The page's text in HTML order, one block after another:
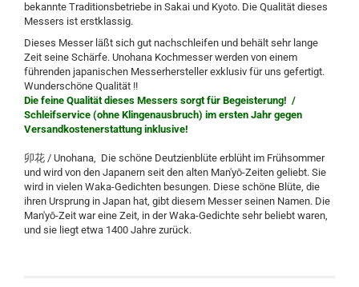
bekannte Traditionsbetriebe in Sakai und Kyoto. Die Qualität dieses
Messers ist erstklassig.
Dieses Messer läßt sich gut nachschleifen und behält sehr lange
Zeit seine Schärfe. Unohana Kochmesser werden von einem
führenden japanischen Messerhersteller exklusiv für uns gefertigt.
Wunderschöne Qualität !!
Die feine Qualität dieses Messers sorgt für Begeisterung! /
Schleifservice (ohne Klingenausbruch) im ersten Jahr gegen
Versandkostenerstattung inklusive!
卯花 / Unohana, Die schöne Deutzienblüte erblüht im Frühsommer
und wird von den Japanern seit den alten Man'yō-Zeiten geliebt. Sie
wird in vielen Waka-Gedichten besungen. Diese schöne Blüte, die
ihren Ursprung in Japan hat, gibt diesem Messer seinen Namen. Die
Man'yō-Zeit war eine Zeit, in der Waka-Gedichte sehr beliebt waren,
und sie liegt etwa 1400 Jahre zurück.